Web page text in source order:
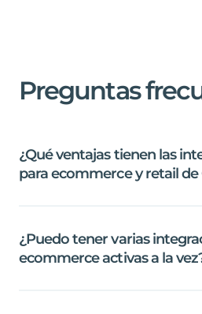
Preguntas
¿Quéventajas tienen las
paraecommerce y retailde
¿Puedotener varias
ecommerceactivasa la